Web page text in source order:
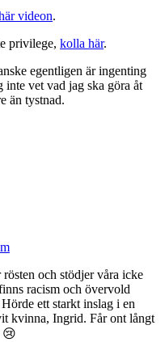
videon.
privilege, kolla här.
egentligen är ingenting
vet vad jag ska göra åt
än tystnad.
och stödjer våra icke
racism och övervold
ett starkt inslag i en
kvinna, Ingrid. Får ont långt
😢